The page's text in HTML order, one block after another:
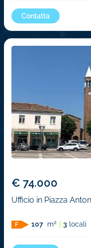
Contatta
€ 74.000
Ufficio in Piazza
F 107 m2 3 locali